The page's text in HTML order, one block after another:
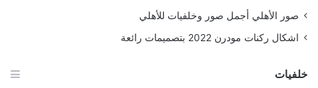
صور الأهلي أجمل صور وخلفيات للأهلي
اشكال ركنات مودرن 2022 بتصميمات رائعة
خلفيات